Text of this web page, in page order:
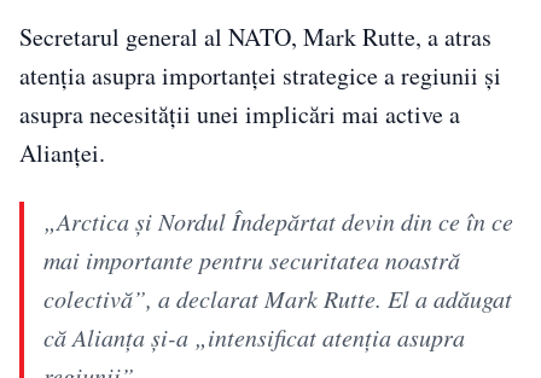
Secretarul general al NATO, Mark Rutte, a atras
atenția asupra importanței strategice a regiunii și
asupra necesității unei implicări mai active a
Alianței.
„Arctica și Nordul Îndepărtat devin din ce în ce
mai importante pentru securitatea noastră
colectivă”, a declarat Mark Rutte. El a adăugat
că Alianța și-a „intensificat atenția asupra